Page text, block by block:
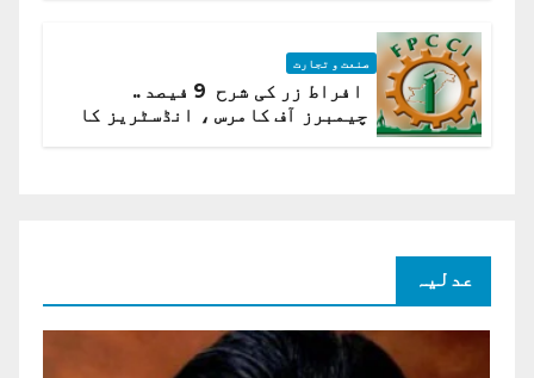
صنعت و تجارت
افراط زر کی شرح 9 فیصد ..
چیمبرز آف کامرس ، انڈسٹریز کا
عدلیہ